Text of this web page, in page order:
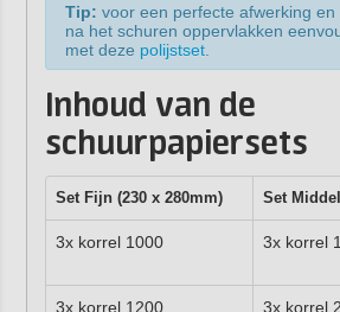
Tip: voor een perfecte afwerking en
na het schuren oppervlakken
met deze polijstset.
Inhoud van de
schuurpapiersets
Set Fijn (230 x 280mm) Set Middel
3x korrel 1000 3x korrel
3x korrel 1200 3x korrel